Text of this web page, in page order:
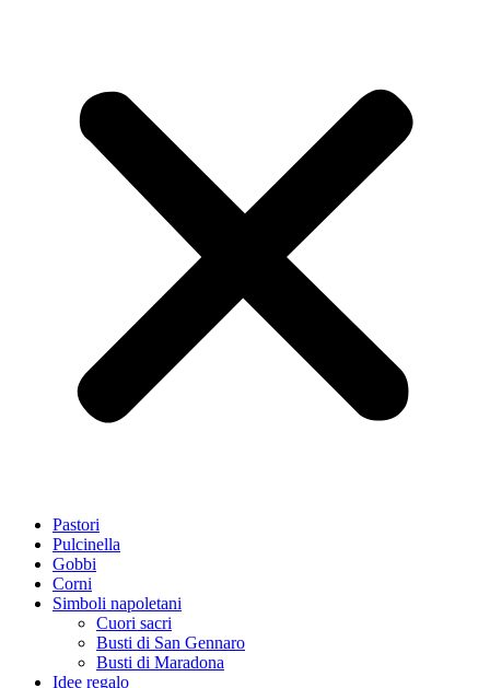
Pastori
Pulcinella
Gobbi
Corni
Simboli napoletani
Cuori sacri
Busti di San Gennaro
Busti di Maradona
Idee regalo